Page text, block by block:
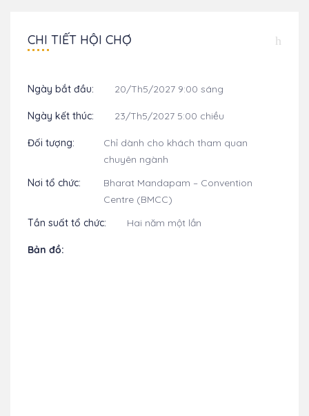
CHI TIẾT HỘI CHỢ
Ngày bắt đầu: 20/Th5/2027 9:00 sáng
Ngày kết thúc: 23/Th5/2027 5:00 chiều
Đối tượng:
Chỉ dành cho khách tham quan
chuyên ngành
Nơi tổ chức:
Bharat Mandapam – Convention
Centre (BMCC)
Tần suất tổ chức:
Hai năm một lần
Bản đồ: